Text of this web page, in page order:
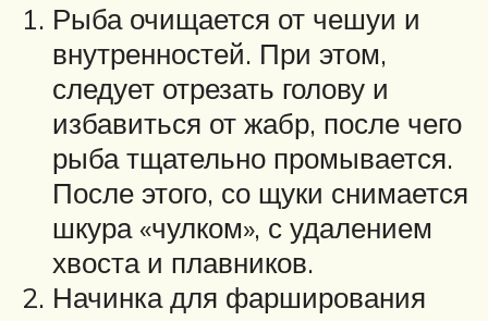
Рыба очищается от чешуи и
внутренностей. При этом,
следует отрезать голову и
избавиться от жабр, после чего
рыба тщательно промывается.
После этого, со щуки снимается
шкура «чулком», с удалением
хвоста и плавников.
Начинка для фарширования